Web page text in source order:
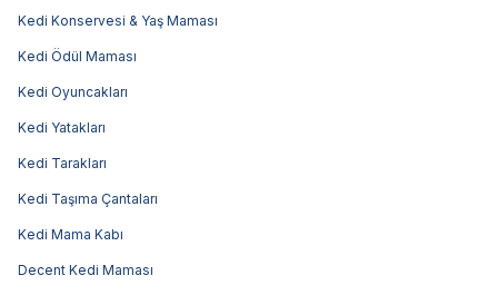
Kedi Konservesi & Yaş Maması
Kedi Ödül Maması
Kedi Oyuncakları
Kedi Yatakları
Kedi Tarakları
Kedi Taşıma Çantaları
Kedi Mama Kabı
Decent Kedi Maması